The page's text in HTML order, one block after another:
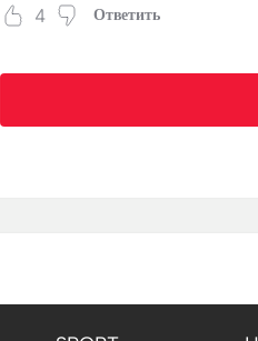
4
Ответить